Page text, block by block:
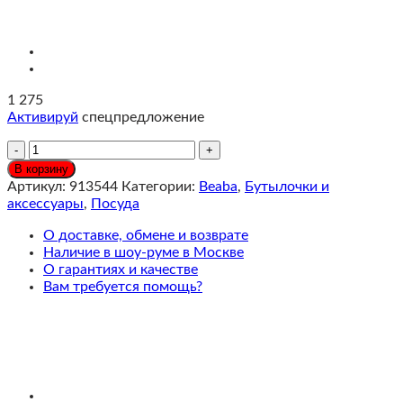
1 275
Активируй спецпредложение
Количество
Beaba
Поильник
силиконовый
мл,
Sage
Green
В корзину
Артикул: 913544 Категории: Beaba, Бутылочки и
аксессуары, Посуда
О доставке, обмене и возврате
Наличие в шоу-руме в Москве
О гарантиях и качестве
Вам требуется помощь?